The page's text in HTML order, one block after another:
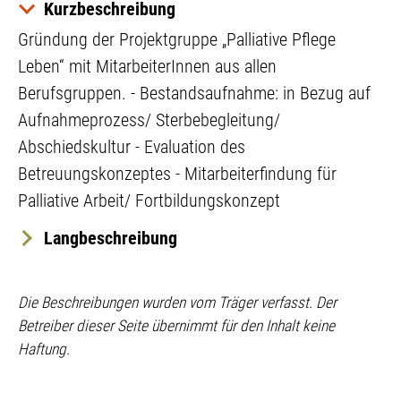
Kurzbeschreibung
Gründung der Projektgruppe „Palliative Pflege
Leben“ mit MitarbeiterInnen aus allen
Berufsgruppen. - Bestandsaufnahme: in Bezug auf
Aufnahmeprozess/ Sterbebegleitung/
Abschiedskultur - Evaluation des
Betreuungskonzeptes - Mitarbeiterfindung für
Palliative Arbeit/ Fortbildungskonzept
Langbeschreibung
Projektgruppe „Palliative Pflege“ erfolgte am 21. 02.
2017 und das 1. Treffen fand am 11.04.2017 statt.
Die Beschreibungen wurden vom Träger verfasst. Der
Betreiber dieser Seite übernimmt für den Inhalt keine
Haftung.